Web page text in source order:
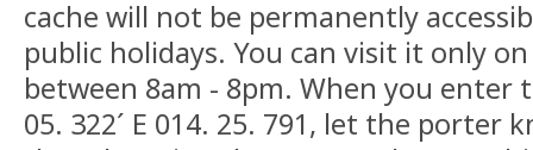
cache will not be permanently
public holidays. You can visit it only
between 8am - 8pm. When you enter
05. 322´ E 014. 25. 791, let the porter